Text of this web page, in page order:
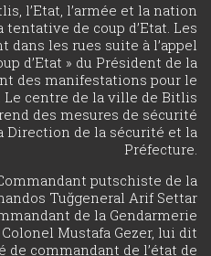
l’Etat, l’armée et la nation
tentative de coup d’Etat. Les
les rues suite à l’appel
d’Etat » du Président de la
des manifestations pour le
centre de la ville de Bitlis
des mesures de sécurité
Direction de la sécurité et la
Préfecture.
putschiste de la
Tuğgeneral Arif Settar
de la Gendarmerie
Mustafa Gezer, lui dit
de commandant de l’état de